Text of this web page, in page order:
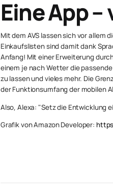
Eine App
Mit dem AVS lassen sich vor allem
Einkaufslisten sind damit dank
Anfang! Mit einer Erweiterung
einem je nach Wetter die
zu lassen und vieles mehr. Die
der Funktionsumfang der mobilen
Also, Alexa: "Setz die Entwicklung
Grafik von Amazon Developer: